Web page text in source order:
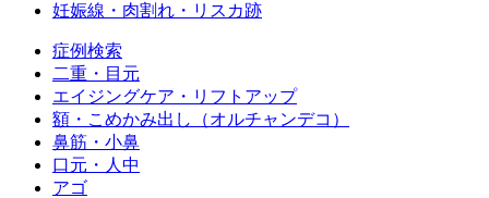
妊娠線・肉割れ・リスカ跡
症例検索
二重・目元
エイジングケア・リフトアップ
額・こめかみ出し（オルチャンデコ）
鼻筋・小鼻
口元・人中
アゴ